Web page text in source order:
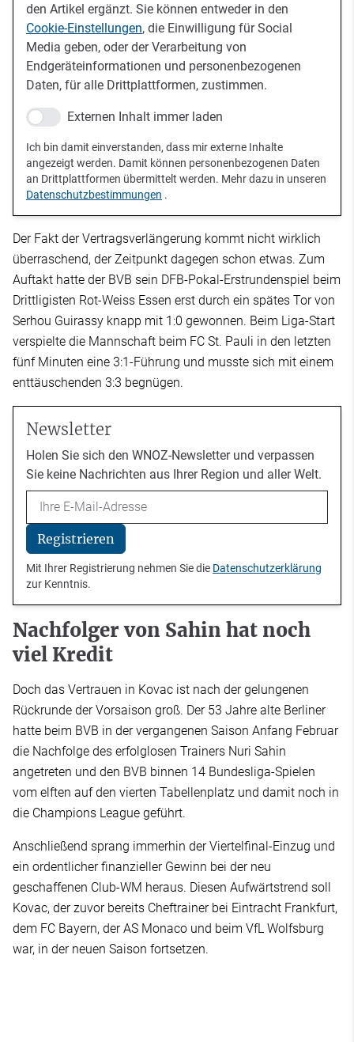
den Artikel ergänzt. Sie können entweder in den
Cookie-Einstellungen, die Einwilligung für Social
Media geben, oder der Verarbeitung von
Endgeräteinformationen und personenbezogenen
Daten, für alle Drittplattformen, zustimmen.
Externen Inhalt immer laden
Ich bin damit einverstanden, dass mir externe Inhalte
angezeigt werden. Damit können personenbezogenen Daten
an Drittplattformen übermittelt werden. Mehr dazu in unseren
Datenschutzbestimmungen .
Der Fakt der Vertragsverlängerung kommt nicht wirklich
überraschend, der Zeitpunkt dagegen schon etwas. Zum
Auftakt hatte der BVB sein DFB-Pokal-Erstrundenspiel beim
Drittligisten Rot-Weiss Essen erst durch ein spätes Tor von
Serhou Guirassy knapp mit 1:0 gewonnen. Beim Liga-Start
verspielte die Mannschaft beim FC St. Pauli in den letzten
fünf Minuten eine 3:1-Führung und musste sich mit einem
enttäuschenden 3:3 begnügen.
Newsletter
Holen Sie sich den WNOZ-Newsletter und verpassen
Sie keine Nachrichten aus Ihrer Region und aller Welt.
Email
Registrieren
Mit Ihrer Registrierung nehmen Sie die Datenschutzerklärung
zur Kenntnis.
Nachfolger von Sahin hat noch
viel Kredit
Doch das Vertrauen in Kovac ist nach der gelungenen
Rückrunde der Vorsaison groß. Der 53 Jahre alte Berliner
hatte beim BVB in der vergangenen Saison Anfang Februar
die Nachfolge des erfolglosen Trainers Nuri Sahin
angetreten und den BVB binnen 14 Bundesliga-Spielen
vom elften auf den vierten Tabellenplatz und damit noch in
die Champions League geführt.
Anschließend sprang immerhin der Viertelfinal-Einzug und
ein ordentlicher finanzieller Gewinn bei der neu
geschaffenen Club-WM heraus. Diesen Aufwärtstrend soll
Kovac, der zuvor bereits Cheftrainer bei Eintracht Frankfurt,
dem FC Bayern, der AS Monaco und beim VfL Wolfsburg
war, in der neuen Saison fortsetzen.